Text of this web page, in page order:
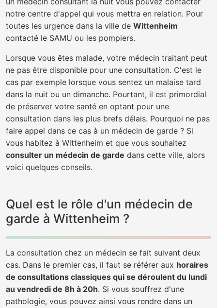
notre centre d'appel qui vous mettra en relation. Pour
toutes les urgence dans la ville de Wittenheim
contacté le SAMU ou les pompiers.
Lorsque vous êtes malade, votre médecin traitant peut
ne pas être disponible pour une consultation. C'est le
cas par exemple lorsque vous sentez un malaise tard
dans la nuit ou un dimanche. Pourtant, il est primordial
de préserver votre santé en optant pour une
consultation dans les plus brefs délais. Pourquoi ne pas
faire appel dans ce cas à un médecin de garde ? Si
vous habitez à Wittenheim et que vous souhaitez
consulter un médecin de garde dans cette ville, alors
voici quelques conseils.
Quel est le rôle d'un médecin de
garde à Wittenheim ?
La consultation chez un médecin se fait suivant deux
cas. Dans le premier cas, il faut se référer aux horaires
de consultations classiques qui se déroulent du lundi
au vendredi de 8h à 20h. Si vous souffrez d'une
pathologie, vous pouvez ainsi vous rendre dans un